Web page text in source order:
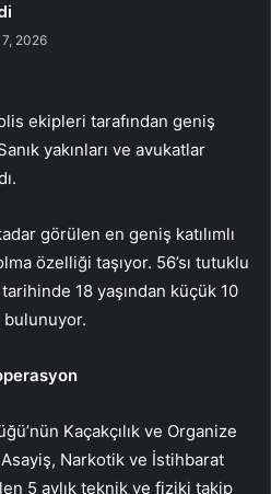
2026
ekipleri tarafından geniş
yakınları ve avukatlar
görülen en geniş katılımlı
özelliği taşıyor. 56’sı tutuklu
18 yaşından küçük 10
Kaçakçılık ve Organize
Narkotik ve İstihbarat
5 aylık teknik ve fiziki takip